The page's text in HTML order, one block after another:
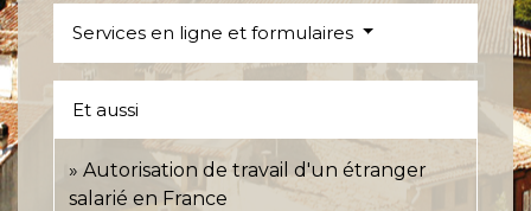
Services en ligne et formulaires
Et aussi
Autorisation de travail d'un étranger
salarié en France